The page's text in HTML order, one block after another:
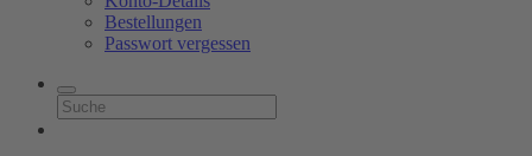
Bestellungen
Passwort vergessen